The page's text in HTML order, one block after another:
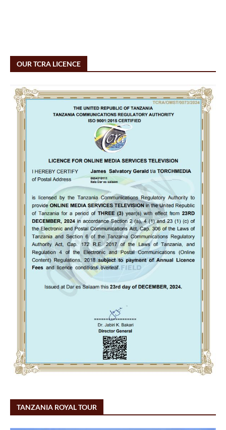
OUR TCRA LICENCE
TANZANIA ROYAL TOUR